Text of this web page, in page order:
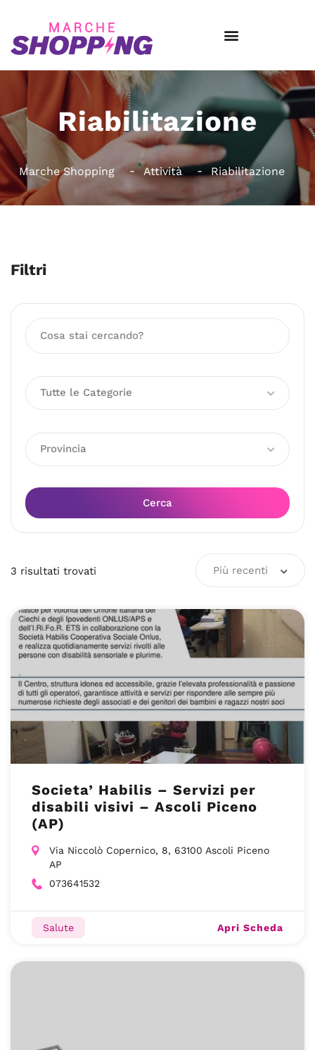
Riabilitazione
Marche Shopping Attività Riabilitazione
Filtri
Tutte le Categorie
Provincia
Cerca
3 risultati trovati Più recenti
Societa’ Habilis – Servizi per
disabili visivi – Ascoli Piceno
(AP)
Via Niccolò Copernico, 8, 63100 Ascoli Piceno
AP
073641532
Salute Apri Scheda